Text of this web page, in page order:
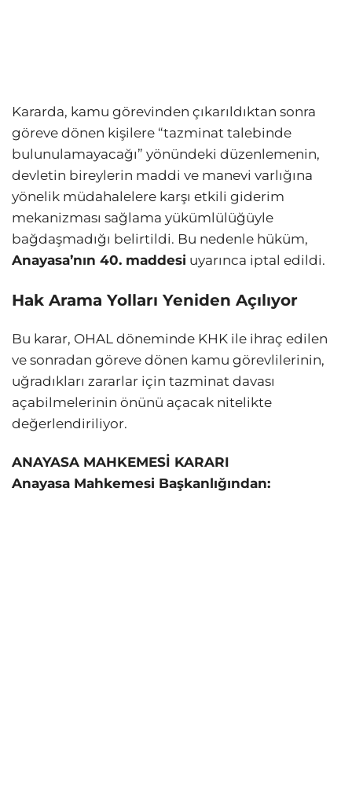
Kararda, kamu görevinden çıkarıldıktan sonra
göreve dönen kişilere “tazminat talebinde
bulunulamayacağı” yönündeki düzenlemenin,
devletin bireylerin maddi ve manevi varlığına
yönelik müdahalelere karşı etkili giderim
mekanizması sağlama yükümlülüğüyle
bağdaşmadığı belirtildi. Bu nedenle hüküm,
Anayasa’nın 40. maddesi uyarınca iptal edildi.
Hak Arama Yolları Yeniden Açılıyor
Bu karar, OHAL döneminde KHK ile ihraç edilen
ve sonradan göreve dönen kamu görevlilerinin,
uğradıkları zararlar için tazminat davası
açabilmelerinin önünü açacak nitelikte
değerlendiriliyor.
ANAYASA MAHKEMESİ KARARI
Anayasa Mahkemesi Başkanlığından: